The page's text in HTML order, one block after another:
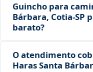
Guincho para
Bárbara, Cotia‑SP
barato?
O atendimento
Haras Santa